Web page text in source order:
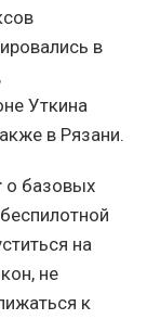
в
Уткина
в Рязани.
о базовых
на
не
к